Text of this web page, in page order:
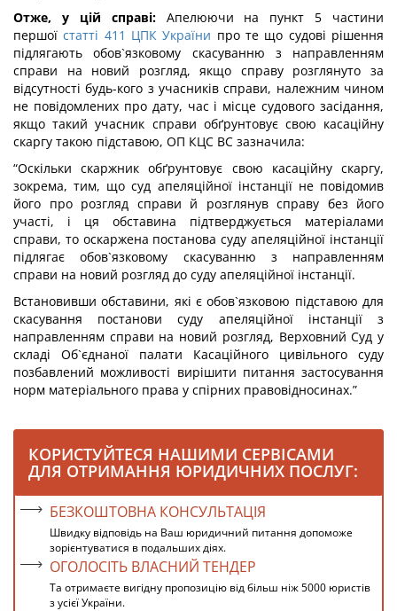
Отже, у цій справі: Апелюючи на пункт 5 частини
першоїстатті 411 ЦПК України про те що судові рішення
підлягають обов`язковому скасуванню з направленням
справи на новий розгляд, якщо справу розглянуто за
відсутності будь-кого з учасників справи, належним чином
не повідомлених про дату, час і місце судового засідання,
якщо такий учасник справи обґрунтовує свою касаційну
скаргу такою підставою, ОП КЦС ВС зазначила:
“Оскільки скаржник обґрунтовує свою касаційну скаргу,
зокрема, тим, що суд апеляційної інстанції не повідомив
його про розгляд справи й розглянув справу без його
участі, і ця обставина підтверджується матеріалами
справи, то оскаржена постанова суду апеляційної інстанції
підлягає обов`язковому скасуванню з направленням
справи на новий розгляд до суду апеляційної інстанції.
Встановивши обставини, які є обов`язковою підставою для
скасування постанови суду апеляційної інстанції з
направленням справи на новий розгляд, Верховний Суд у
складі Об`єднаної палати Касаційного цивільного суду
позбавлений можливості вирішити питання застосування
норм матеріального права у спірних правовідносинах.”
КОРИСТУЙТЕСЯ НАШИМИ СЕРВІСАМИ
ДЛЯ ОТРИМАННЯ ЮРИДИЧНИХ ПОСЛУГ:
БЕЗКОШТОВНА КОНСУЛЬТАЦІЯ
Швидку відповідь на Ваш юридичний питання допоможе
зорієнтуватися в подальших діях.
ОГОЛОСІТЬ ВЛАСНИЙ ТЕНДЕР
Та отримаєте вигідну пропозицію від більш ніж 5000 юристів
з усієї України.